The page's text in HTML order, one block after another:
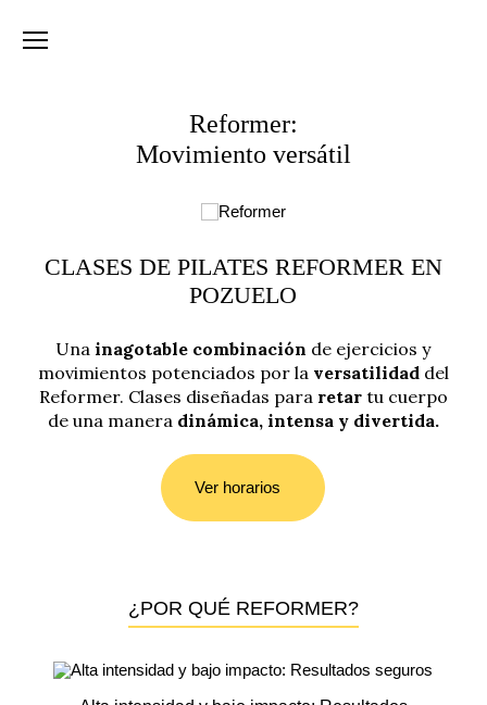
Reformer:
Movimiento versátil
CLASES DE PILATES REFORMER EN
POZUELO
Unainagotable combinación de ejercicios y
movimientos potenciados por la versatilidaddel
Reformer. Clases diseñadas para retartu cuerpo
de una manera dinámica, intensa y divertida.
Ver horarios
¿POR QUÉ REFORMER?